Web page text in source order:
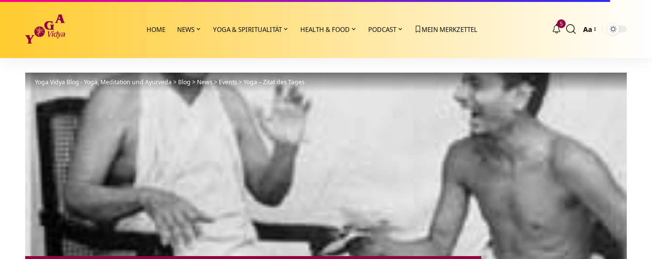
HOME NEWS YOGA & SPIRITUALITÄT HEALTH & FOOD PODCAST MEIN MERKZETTEL
5
Größenänderung
Aa
Yoga Vidya Blog - Yoga, Meditation und Ayurveda> Blog > News> Events>Yoga – Zitat des Tages